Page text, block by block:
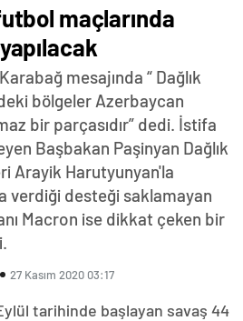
maçlarında
mesajında “ Dağlık
bölgeler Azerbaycan
bir parçasıdır” dedi. İstifa
Başbakan Paşinyan Dağlık
Arayik Harutyunyan'la
verdiği desteği saklamayan
Macron ise dikkat çeken bir
27 Kasım 2020 03:17
tarihinde başlayan savaş 44